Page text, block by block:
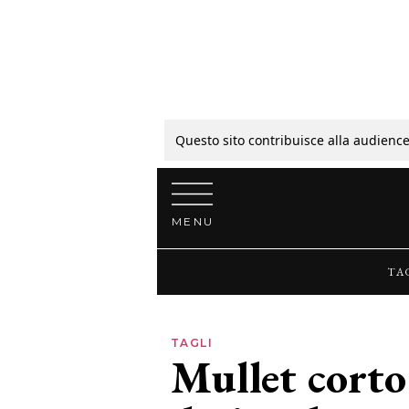
Questo sito contribuisce alla
Vai al contenuto
MENU
TAGLI
Mullet